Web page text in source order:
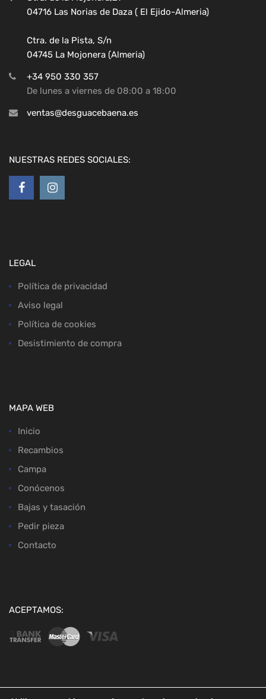
04716 Las Norias de Daza ( El Ejido-Almeria)
Ctra. de la Pista, S/n
04745 La Mojonera (Almeria)
+34 950 330 357
De lunes a viernes de 08:00 a 18:00
ventas@desguacebaena.es
NUESTRAS REDES SOCIALES:
LEGAL
Política de privacidad
Aviso legal
Política de cookies
Desistimiento de compra
MAPA WEB
Inicio
Recambios
Campa
Conócenos
Bajas y tasación
Pedir pieza
Contacto
ACEPTAMOS: